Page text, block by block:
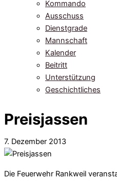
Kommando
Ausschuss
Dienstgrade
Mannschaft
Kalender
Beitritt
Unterstützung
Geschichtliches
Preisjassen
7. Dezember 2013
Die Feuerwehr Rankweil